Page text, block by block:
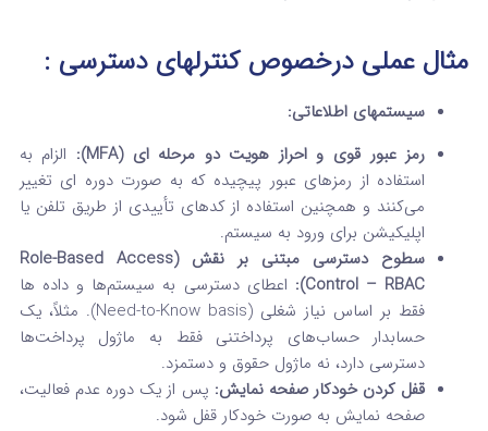
مثال عملی درخصوص کنترلهای دسترسی :
سیستمهای اطلاعاتی:
رمز عبور قوی و احراز هویت دو مرحله‌ ای (MFA):
الزام به
استفاده از رمزهای عبور پیچیده که به صورت دوره‌ ای تغییر
می‌کنند و همچنین استفاده از کدهای تأییدی از طریق تلفن یا
اپلیکیشن برای ورود به سیستم.
سطوح دسترسی مبتنی بر نقش (Role-Based Access
Control – RBAC):
اعطای دسترسی به سیستم‌ها و داده‌ ها
فقط بر اساس نیاز شغلی (Need-to-Know basis). مثلاً، یک
حسابدار حساب‌های پرداختنی فقط به ماژول پرداخت‌ها
دسترسی دارد، نه ماژول حقوق و دستمزد.
قفل کردن خودکار صفحه نمایش: پس از یک دوره عدم فعالیت،
صفحه نمایش به صورت خودکار قفل شود.